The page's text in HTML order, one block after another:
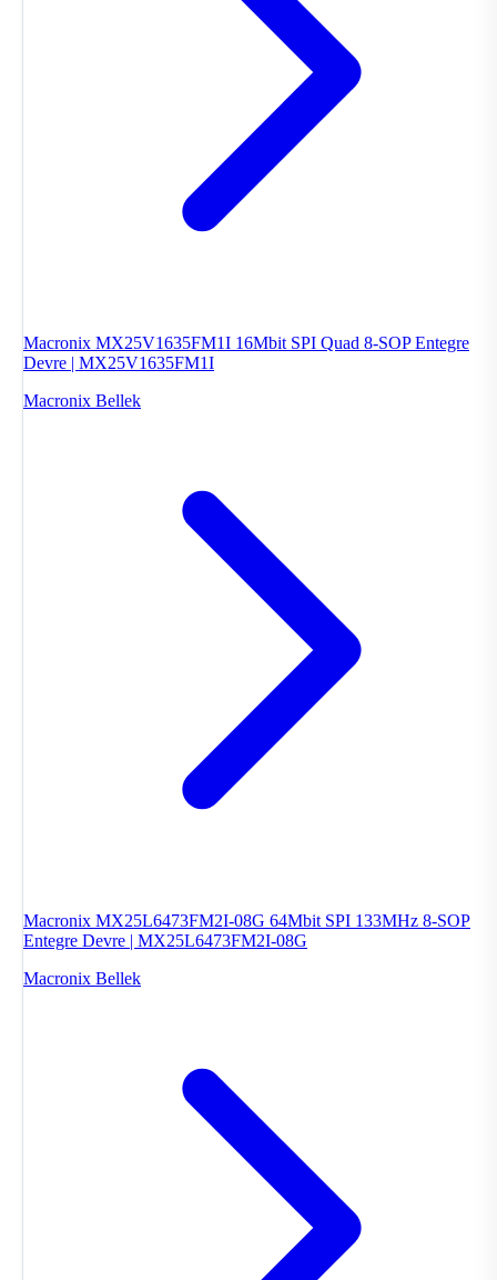
Macronix MX25V1635FM1I 16Mbit SPI Quad 8-SOP Entegre
Devre | MX25V1635FM1I
Macronix Bellek
Macronix MX25L6473FM2I-08G 64Mbit SPI 133MHz 8-SOP
Entegre Devre | MX25L6473FM2I-08G
Macronix Bellek